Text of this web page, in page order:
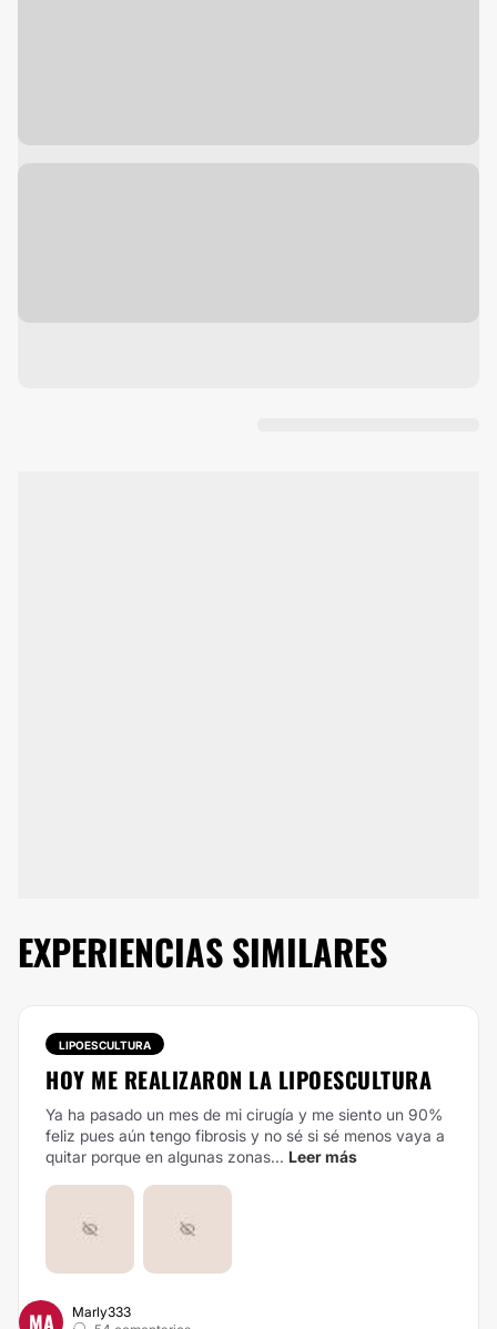
EXPERIENCIAS SIMILARES
LIPOESCULTURA
HOY ME REALIZARON LA LIPOESCULTURA
Ya ha pasado un mes de mi cirugía y me siento un 90%
feliz pues aún tengo fibrosis y no sé si sé menos vaya a
quitar porque en algunas zonas... Leer más
MA
Marly333